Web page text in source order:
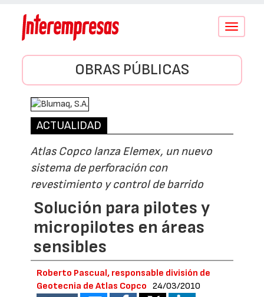
Conmutar
OBRAS PÚBLICAS
ACTUALIDAD
Atlas Copco lanza Elemex, un nuevo
sistema de perforación con
revestimiento y control de barrido
Solución para pilotes y
micropilotes en áreas
sensibles
Roberto Pascual, responsable división de
Geotecnia de Atlas Copco
24/03/2010